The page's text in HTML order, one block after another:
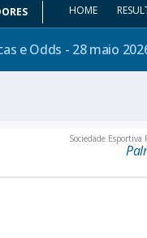
HOME
e Odds - 28 maio
Sociedade Esportiva